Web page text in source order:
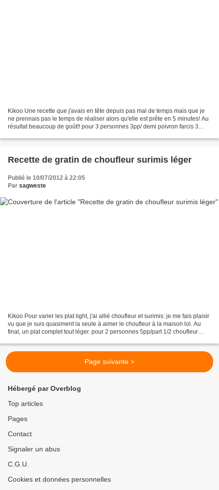
Kikoo Une recette que j'avais en tête depuis pas mal de temps mais que je
ne prennais pas le temps de réaliser alors qu'elle est prête en 5 minutes! Au
résultat beaucoup de goût!! pour 3 personnes 3pp/ demi poivron farcis 3
Recette de gratin de choufleur surimis léger
Publié le 10/07/2012 à 22:05
Par sagweste
Kikoo Pour varier les plat light, j'ai allié choufleur et surimis: je me fais plaisir
vu que je suis quasiment la seule à aimer le choufleur à la maison lol. Au
final, un plat complet tout léger. pour 2 personnes 5pp/part 1/2 choufleur
Page suivante >
Hébergé par Overblog
Top articles
Pages
Contact
Signaler un abus
C.G.U.
Cookies et données personnelles